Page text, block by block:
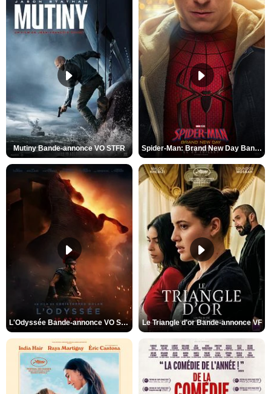
Mutiny Bande-annonce VO STFR Spider-Man: Brand New Day Bande-annonce VO STFR
L'Odyssée Bande-annonce VO STFR Le Triangle d'or Bande-annonce VF